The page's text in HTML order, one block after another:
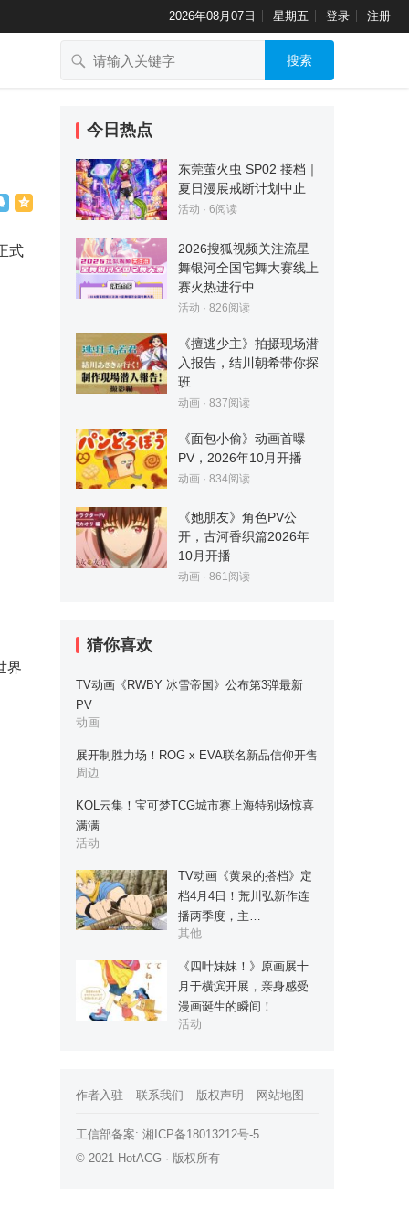
2026年08月07日 星期五 登录 注册
搜索
式
界
今日热点
东莞萤火虫 SP02 接档｜
夏日漫展戒断计划中止
活动 · 6阅读
2026搜狐视频关注流星
舞银河全国宅舞大赛线上
赛火热进行中
活动 · 826阅读
《擅逃少主》拍摄现场潜
入报告，结川朝希带你探
班
动画 · 837阅读
《面包小偷》动画首曝
PV，2026年10月开播
动画 · 834阅读
《她朋友》角色PV公
开，古河香织篇2026年
10月开播
动画 · 861阅读
猜你喜欢
TV动画《RWBY 冰雪帝国》公布第3弹最新
PV
动画
展开制胜力场！ROG x EVA联名新品信仰开售
周边
KOL云集！宝可梦TCG城市赛上海特别场惊喜
满满
活动
TV动画《黄泉的搭档》定
档4月4日！荒川弘新作连
播两季度，主…
其他
《四叶妹妹！》原画展十
月于横滨开展，亲身感受
漫画诞生的瞬间！
活动
作者入驻 联系我们 版权声明 网站地图
工信部备案: 湘ICP备18013212号-5
© 2021 HotACG · 版权所有